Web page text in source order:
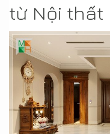
từ Nội thất